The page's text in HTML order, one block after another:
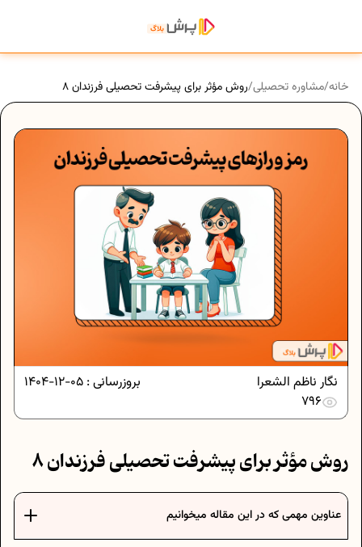
خانه/مشاوره تحصیلی/8 روش مؤثر برای پیشرفت تحصیلی فرزندان
بروزرسانی : 05-12-1404
نگار ناظم الشعرا
796
8 روش مؤثر برای پیشرفت تحصیلی فرزندان
عناوین مهمی که در این مقاله میخوانیم